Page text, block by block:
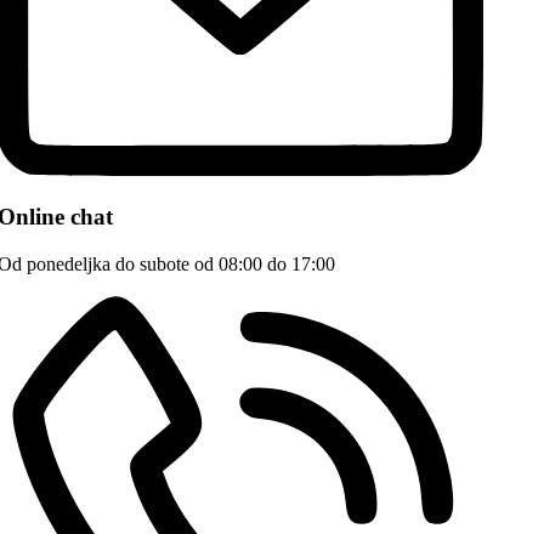
chat
ponedeljka do subote od 08:00 do 17:00